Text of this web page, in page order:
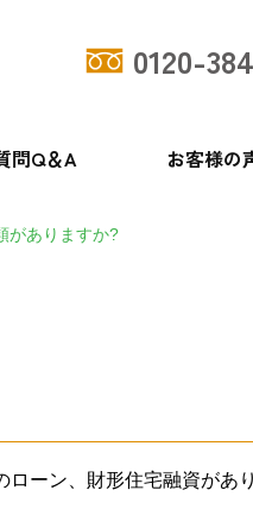
0120-
問Q＆A お客様の
がありますか?
ーン、財形住宅融資があり